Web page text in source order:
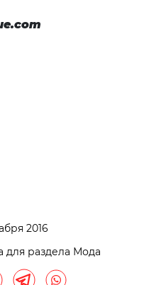
2016
для раздела Мода